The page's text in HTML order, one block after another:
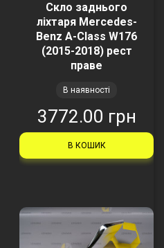
Скло заднього
ліхтаря Mercedes-
Benz A-Class W176
(2015-2018) рест
праве
В наявності
3772.00 грн
В КОШИК